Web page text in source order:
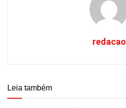
redacao
Leia também